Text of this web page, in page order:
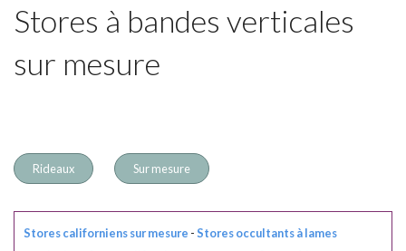
Stores à bandes verticales
sur mesure
Rideaux Sur mesure
Stores californiens sur mesure -Stores occultants à lames